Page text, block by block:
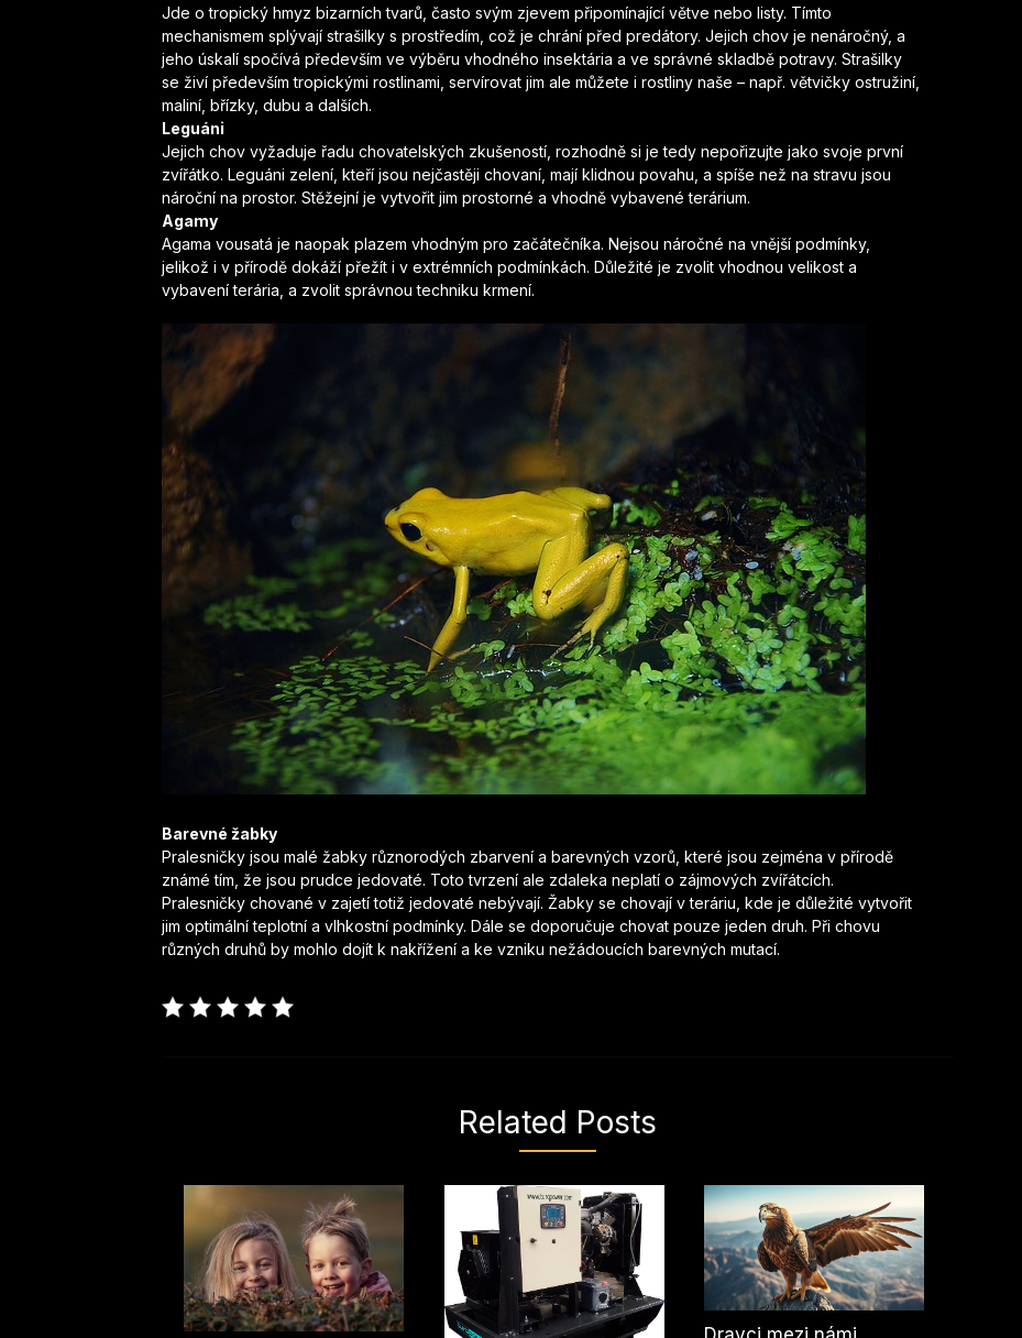
Jde o tropický hmyz bizarních tvarů, často svým zjevem připomínající větve nebo listy. Tímto
mechanismem splývají strašilky s prostředím, což je chrání před predátory. Jejich chov je nenáročný, a
jeho úskalí spočívá především ve výběru vhodného insektária a ve správné skladbě potravy. Strašilky
se živí především tropickými rostlinami, servírovat jim ale můžete i rostliny naše – např. větvičky ostružiní,
maliní, břízky, dubu a dalších.
Leguáni
Jejich chov vyžaduje řadu chovatelských zkušeností, rozhodně si je tedy nepořizujte jako svoje první
zvířátko. Leguáni zelení, kteří jsou nejčastěji chovaní, mají klidnou povahu, a spíše než na stravu jsou
nároční na prostor. Stěžejní je vytvořit jim prostorné a vhodně vybavené terárium.
Agamy
Agama vousatá je naopak plazem vhodným pro začátečníka. Nejsou náročné na vnější podmínky,
jelikož i v přírodě dokáží přežít i v extrémních podmínkách. Důležité je zvolit vhodnou velikost a
vybavení terária, a zvolit správnou techniku krmení.
Barevné žabky
Pralesničky jsou malé žabky různorodých zbarvení a barevných vzorů, které jsou zejména v přírodě
známé tím, že jsou prudce jedovaté. Toto tvrzení ale zdaleka neplatí o zájmových zvířátcích.
Pralesničky chované v zajetí totiž jedovaté nebývají. Žabky se chovají v teráriu, kde je důležité vytvořit
jim optimální teplotní a vlhkostní podmínky. Dále se doporučuje chovat pouze jeden druh. Při chovu
různých druhů by mohlo dojít k nakřížení a ke vzniku nežádoucích barevných mutací.
Related Posts